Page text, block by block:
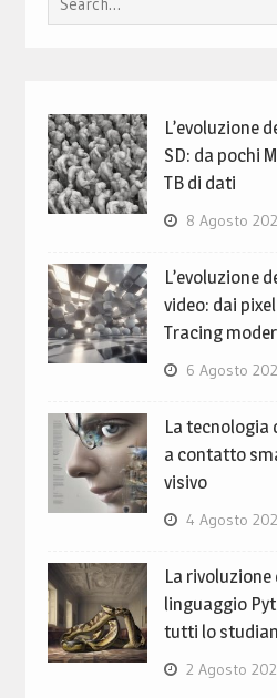
for:
L’evoluzione
SD: da pochi
TB di dati
8 Agosto
L’evoluzione
video: dai
Tracing
6 Agosto
La tecnologia
a contatto
visivo
4 Agosto
La rivoluzione
linguaggio
tutti lo
2 Agosto